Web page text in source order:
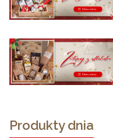
Produkty dnia